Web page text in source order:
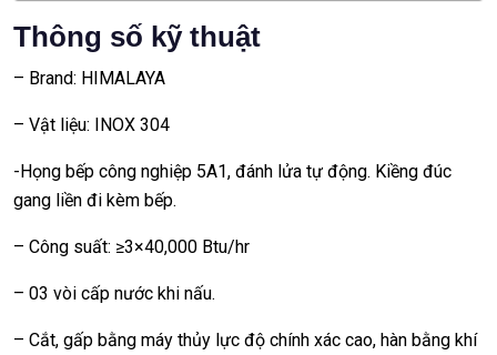
Thông số kỹ thuật
– Brand: HIMALAYA
– Vật liệu: INOX 304
-Họng bếp công nghiệp 5A1, đánh lửa tự động. Kiềng đúc
gang liền đi kèm bếp.
– Công suất: ≥3×40,000 Btu/hr
– 03 vòi cấp nước khi nấu.
– Cắt, gấp bằng máy thủy lực độ chính xác cao, hàn bằng khí